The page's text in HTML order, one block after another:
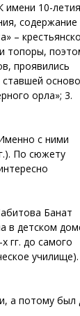
имени 10-летия
содержание
–
топоры,
проявились
орла»; 3.
с ними
По сюжету
Банат
в детском
гг. до самого
училище).
а потому был